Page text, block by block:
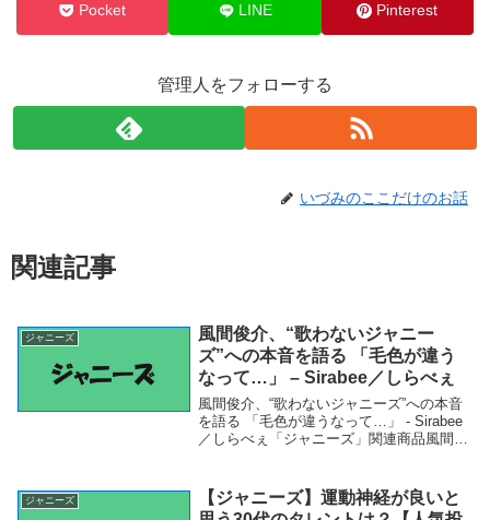
Pocket LINE Pinterest
管理人をフォローする
いづみのここだけのお話
関連記事
ジャニーズ
風間俊介、“歌わないジャニー
ズ”への本音を語る 「毛色が違う
なって…」 – Sirabee／しらべぇ
風間俊介、“歌わないジャニーズ”への本音
を語る 「毛色が違うなって…」 - Sirabee
／しらべぇ「ジャニーズ」関連商品風間俊
べぇ 風間俊介、“歌わ...
ジャニーズ
【ジャニーズ】運動神経が良いと